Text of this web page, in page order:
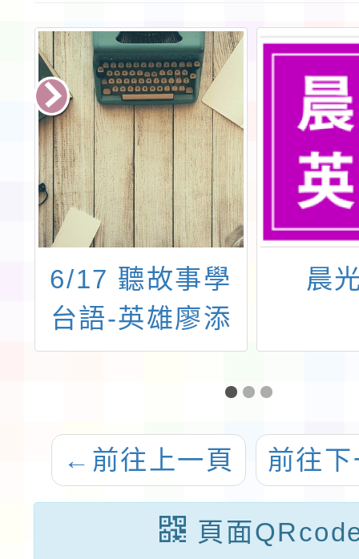
6/17 聽故事學
台語-英雄廖添
丁 6/24 音樂關
鍵字(1) 音樂關
鍵字(2)
晨
← 前往上一頁 前往
頁面